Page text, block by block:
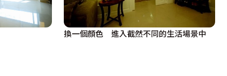
換一個顏色 進入截然不同的生活場景中